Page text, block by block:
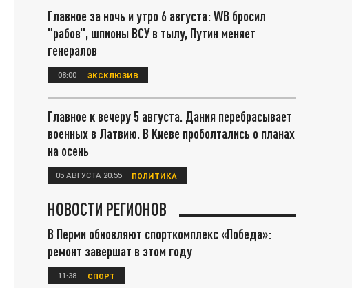
Главное за ночь и утро 6 августа: WB бросил
"рабов", шпионы ВСУ в тылу, Путин меняет
генералов
08:00 ЭКСКЛЮЗИВ
Главное к вечеру 5 августа. Дания перебрасывает
военных в Латвию. В Киеве проболтались о планах
на осень
05 АВГУСТА 20:55 ПОЛИТИКА
НОВОСТИ РЕГИОНОВ
В Перми обновляют спорткомплекс «Победа»:
ремонт завершат в этом году
11:38 СПОРТ